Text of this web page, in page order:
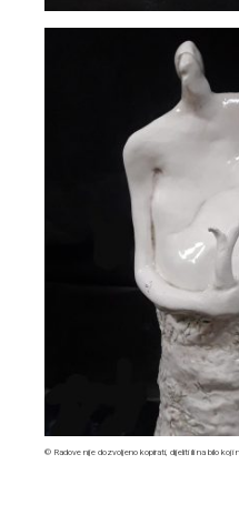
© Radove nije dozvoljeno kopirati, dijeliti ili na bilo